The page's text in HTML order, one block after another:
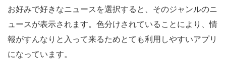
お好みで好きなニュースを選択すると、そのジャンルのニ
ュースが表示されます。色分けされていることにより、情
報がすんなりと入って来るためとても利用しやすいアプリ
になっています。